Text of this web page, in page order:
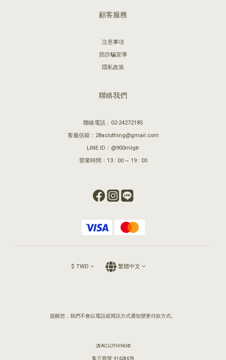
顧客服務
注意事項
防詐騙宣導
隱私政策
聯絡我們
聯絡電話：02-24272185
客服信箱：28aclothing@gmail.com
LINE ID：@900mlgtr
營業時間：13 : 00 ~ 19 : 00
$ TWD 繁體中文
提醒您，我們不會以電話或簡訊方式通知變更付款方式。
28ACLOTHING©
集立商號 91628678